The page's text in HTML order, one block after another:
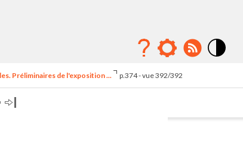
Préliminaires de l'exposition ... p.374 - vue 392/392